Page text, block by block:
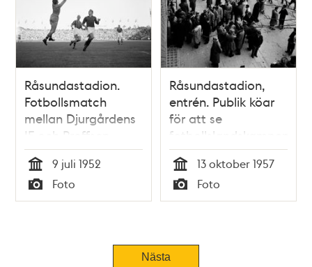
Råsundastadion.
Fotbollsmatch
mellan Djurgårdens
IF och Proffsen.
Målvakten Owe
Nilsson fångar
bollen, t.h. spelarna
Hasse Jeppson och
Tid
9 juli 1952
Typ
Foto
Råsundastadion,
entrén. Publik köar
för att se
fotbollslandskampen
mellan Sverige och
Norge
Tid
13 oktober 1957
Typ
Foto
Nästa